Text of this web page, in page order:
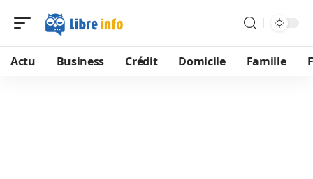
Actu Business Crédit Domicile Famille